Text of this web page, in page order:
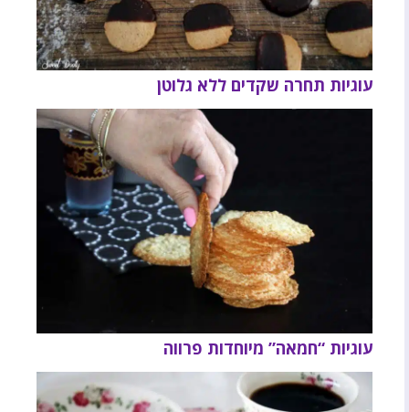
עוגיות תחרה שקדים ללא גלוטן
עוגיות “חמאה” מיוחדות פרווה